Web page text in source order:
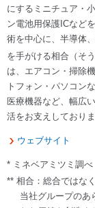
にするミニチュア・
ン電池用保護ICなど
術を中心に、半導体
を手がける相合（そう
は、エアコン・掃除
トフォン・パソコン
医療機器など、幅広
活をお支えしておりま
ウェブサイト
* ミネベアミツミ調べ
** 相合：総合ではな
当社グループのあ